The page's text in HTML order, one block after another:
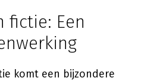
fictie: Een
komt een bijzondere